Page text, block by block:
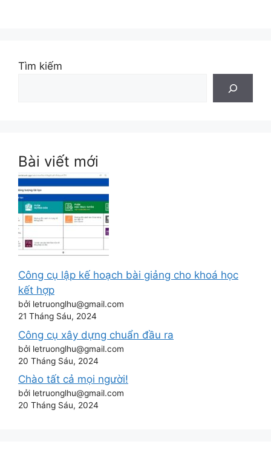
Tìm kiếm
Bài viết mới
Công cụ lập kế hoạch bài giảng cho khoá học
kết hợp
bởi letruonglhu@gmail.com
21 Tháng Sáu, 2024
Công cụ xây dựng chuẩn đầu ra
bởi letruonglhu@gmail.com
20 Tháng Sáu, 2024
Chào tất cả mọi người!
bởi letruonglhu@gmail.com
20 Tháng Sáu, 2024